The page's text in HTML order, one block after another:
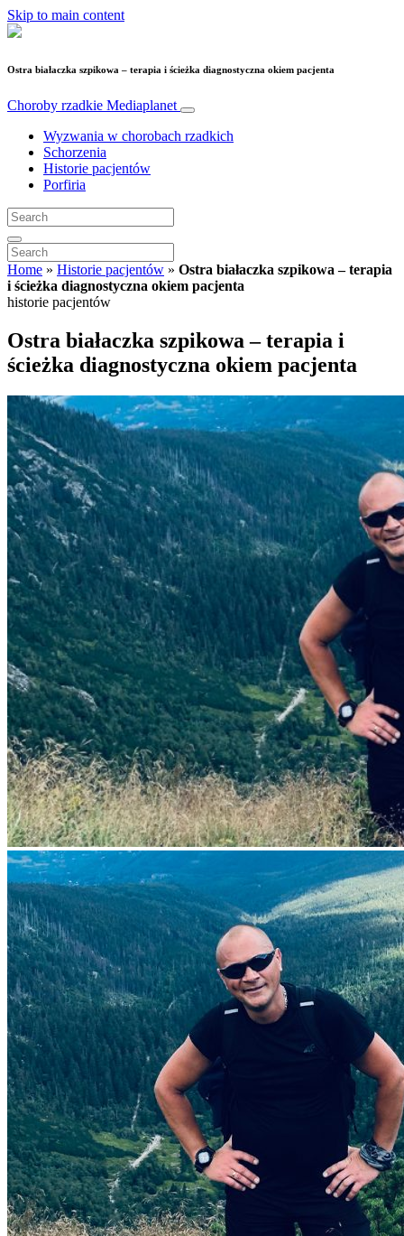
Skip to main content
Ostra białaczka szpikowa – terapia i ścieżka diagnostyczna okiem pacjenta
Choroby rzadkie Mediaplanet
Wyzwania w chorobach rzadkich
Schorzenia
Historie pacjentów
Porfiria
Home » Historie pacjentów » Ostra białaczka szpikowa – terapia
i ścieżka diagnostyczna okiem pacjenta
historie pacjentów
Ostra białaczka szpikowa – terapia i
ścieżka diagnostyczna okiem pacjenta